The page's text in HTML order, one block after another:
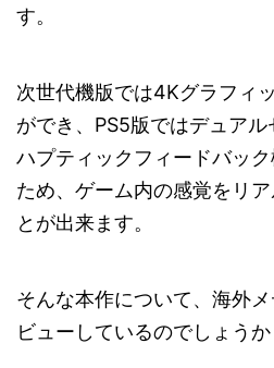
す。
次世代機版では4Kグラフィ
ができ、PS5版ではデュア
ハプティックフィードバッ
ため、ゲーム内の感覚をリ
とが出来ます。
そんな本作について、海外
ビューしているのでしょうか